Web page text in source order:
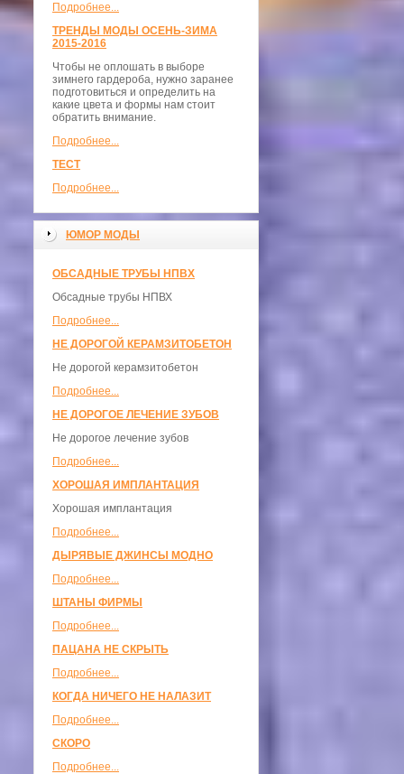
Подробнее...
ТРЕНДЫ МОДЫ ОСЕНЬ-ЗИМА
2015-2016
Чтобы не оплошать в выборе
зимнего гардероба, нужно заранее
подготовиться и определить на
какие цвета и формы нам стоит
обратить внимание.
Подробнее...
ТЕСТ
Подробнее...
ЮМОР МОДЫ
ОБСАДНЫЕ ТРУБЫ НПВХ
Обсадные трубы НПВХ
Подробнее...
НЕ ДОРОГОЙ КЕРАМЗИТОБЕТОН
Не дорогой керамзитобетон
Подробнее...
НЕ ДОРОГОЕ ЛЕЧЕНИЕ ЗУБОВ
Не дорогое лечение зубов
Подробнее...
ХОРОШАЯ ИМПЛАНТАЦИЯ
Хорошая имплантация
Подробнее...
ДЫРЯВЫЕ ДЖИНСЫ МОДНО
Подробнее...
ШТАНЫ ФИРМЫ
Подробнее...
ПАЦАНА НЕ СКРЫТЬ
Подробнее...
КОГДА НИЧЕГО НЕ НАЛАЗИТ
Подробнее...
СКОРО
Подробнее...